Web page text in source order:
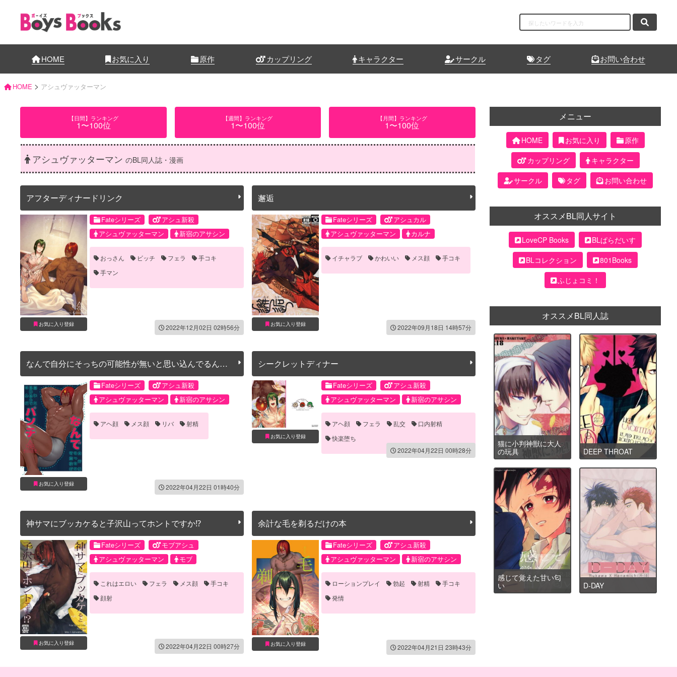
HOME お気に入り 原作 カップリング キャラクター サークル タグ お問い合わせ
HOME > アシュヴァッターマン
【日間】ランキング
1〜100位
【週間】ランキング
1〜100位
【月間】ランキング
1〜100位
アシュヴァッターマンのBL同人誌・漫画
アフターディナードリンク
お気に入り登録
Fateシリーズ
アシュ新殺
アシュヴァッターマン
新宿のアサシン
おっさん ビッチ フェラ
手コキ
手マン
2022年12月02日 02時56分
邂逅
お気に入り登録
Fateシリーズ
アシュカル
アシュヴァッターマン
カルナ
イチャラブ かわいい メス顔 手コキ
2022年09月18日 14時57分
なんで自分にそっちの可能性が無いと思い込んでるんだ
お気に入り登録
Fateシリーズ
アシュ新殺
アシュヴァッターマン
新宿のアサシン
アヘ顔 メス顔 リバ 射精
2022年04月22日 01時40分
シークレットディナー
お気に入り登録
Fateシリーズ
アシュ新殺
アシュヴァッターマン
新宿のアサシン
アヘ顔 フェラ 乱交
口内射精
快楽堕ち
2022年04月22日 00時28分
神サマにブッカケると子沢山ってホントですか⁉
お気に入り登録
Fateシリーズ
モブアシュ
アシュヴァッターマン
モブ
これはエロい フェラ メス顔
手コキ
顔射
2022年04月22日 00時27分
余計な毛を剃るだけの本
お気に入り登録
Fateシリーズ
アシュ新殺
アシュヴァッターマン
新宿のアサシン
ローションプレイ 勃起 射精
手コキ
発情
2022年04月21日 23時43分
メニュー
HOME お気に入り
原作
カップリング
キャラクター
サークル
タグ お問い合わせ
オススメBL同人サイト
LoveCP Books
BLぱらだいす
BLコレクション
801Books
ふじょコミ！
オススメBL同人誌
猫に小判神獣に大人
の玩具
DEEP THROAT
感じて覚えた甘い匂
い
D-DAY